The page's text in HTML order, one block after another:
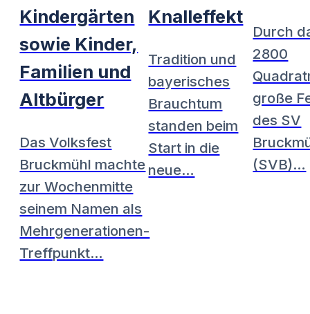
Kindergärten
sowie Kinder,
Familien und
Altbürger
Das Volksfest
Bruckmühl machte
zur Wochenmitte
seinem Namen als
Mehrgenerationen-
Treffpunkt…
Knalleffekt
Tradition und
bayerisches
Brauchtum
standen beim
Start in die
neue…
Durch
2800
große
des SV
(SVB)…